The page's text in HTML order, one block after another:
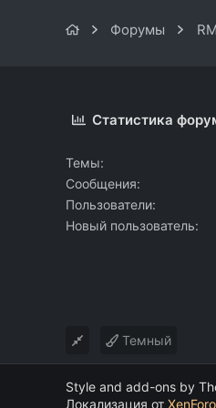
Форумы
Статистика
Темы
Сообщения
Пользователи
Новый пользователь
Темный
Style and add-ons by
Локализация от